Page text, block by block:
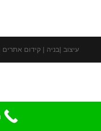
עיצוב |בניה | קידום אתרים